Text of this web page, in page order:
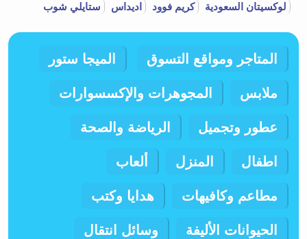
لوكسيتان السعودية
كريم فوود اديداس ستايلي شوب
المتاجر ومواقع التسوق الميجا ستور
ملابس المجوهرات والإكسسوارات
عطور وتجميل الرياضة والصحة
اطفال المنزل ألعاب
مطاعم وكافيهات هدايا وكتب
الحيوانات الأليفة وسائل انتقال